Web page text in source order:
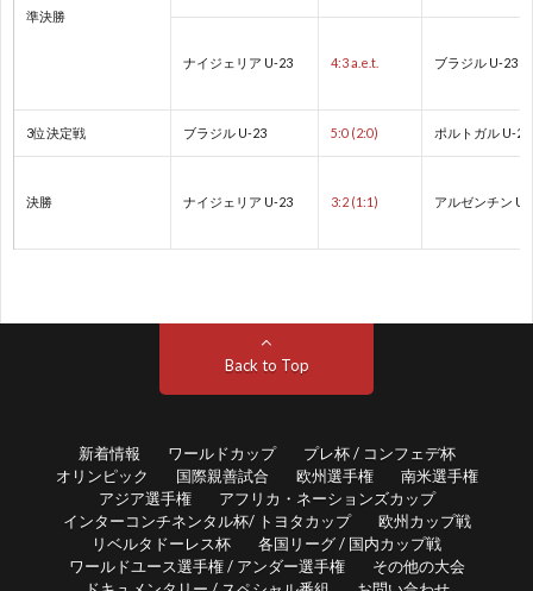
準決勝
ナイジェリア U-23 4:3 a.e.t. ブラジル U-23
3位決定戦 ブラジル U-23 5:0 (2:0) ポルトガル U-23
決勝 ナイジェリア U-23 3:2 (1:1) アルゼンチン U-
Back to Top
新着情報 ワールドカップ
プレ杯 / コンフェデ杯
オリンピック
国際親善試合 欧州選手権
南米選手権
アジア選手権
アフリカ・ネーションズカップ
インターコンチネンタル杯/ トヨタカップ
欧州カップ戦
リベルタドーレス杯
各国リーグ / 国内カップ戦
ワールドユース選手権 / アンダー選手権
その他の大会